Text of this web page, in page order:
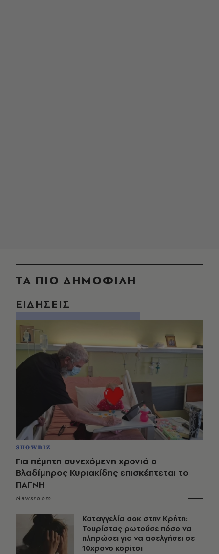
ΤΑ ΠΙΟ ΔΗΜΟΦΙΛΗ
ΕΙΔΗΣΕΙΣ
SHOWBIZ
Για πέμπτη συνεχόμενη χρονιά ο
Βλαδίμηρος Κυριακίδης επισκέπτεται το
ΠΑΓΝΗ
Newsroom
Καταγγελία σοκ στην Κρήτη:
Τουρίστας ρωτούσε πόσο να
πληρώσει για να ασελγήσει σε
10χρονο κορίτσι